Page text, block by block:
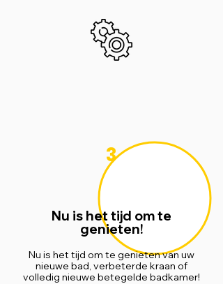
3
Nu is het tijd om te
genieten!
Nu is het tijd om te genieten van uw
nieuwe bad, verbeterde kraan of
volledig nieuwe betegelde badkamer!